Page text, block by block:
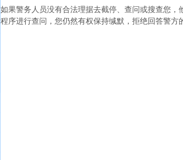
如果警务人员没有合法理据去截停、查问或搜查您
程序进行查问，您仍然有权保持缄默，拒绝回答警方